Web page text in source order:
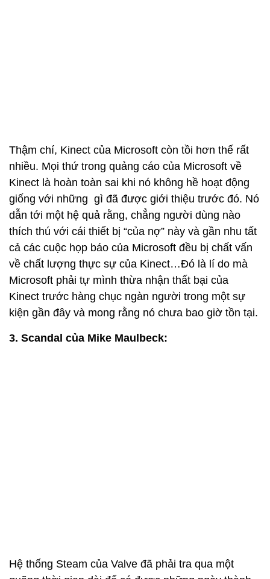
Thậm chí, Kinect của Microsoft còn tồi hơn thế rất
nhiều. Mọi thứ trong quảng cáo của Microsoft về
Kinect là hoàn toàn sai khi nó không hề hoạt động
giống với những gì đã được giới thiệu trước đó. Nó
dẫn tới một hệ quả rằng, chẳng người dùng nào
thích thú với cái thiết bị “của nợ” này và gần nhu tất
cả các cuộc họp báo của Microsoft đều bị chất vấn
về chất lượng thực sự của Kinect…Đó là lí do mà
Microsoft phải tự mình thừa nhận thất bại của
Kinect trước hàng chục ngàn người trong một sự
kiện gần đây và mong rằng nó chưa bao giờ tồn tại.
3. Scandal của Mike Maulbeck:
Hệ thống Steam của Valve đã phải tra qua một